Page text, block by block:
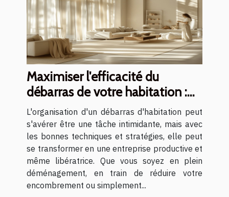
Maximiser l'efficacité du
débarras de votre habitation :
conseils et stratégies
L'organisation d'un débarras d'habitation peut
s'avérer être une tâche intimidante, mais avec
les bonnes techniques et stratégies, elle peut
se transformer en une entreprise productive et
même libératrice. Que vous soyez en plein
déménagement, en train de réduire votre
encombrement ou simplement...